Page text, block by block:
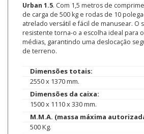
Urban 1.5. Com 1,5 metros de
de carga de 500 kg e rodas de 10
atrelado versátil e fácil de manusear. O
resistente torna-o a escolha ideal para
médias, garantindo uma deslocação
de terreno.
Dimensões totais:
2550 x 1370 mm.
Dimensões da caixa:
1500 x 1110 x 330 mm.
M.M.A. (massa máxima
500 Kg.